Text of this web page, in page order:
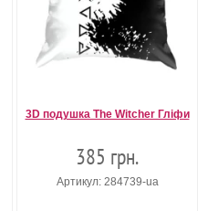
3D подушка The Witcher Гліфи
385 грн.
Артикул: 284739-ua